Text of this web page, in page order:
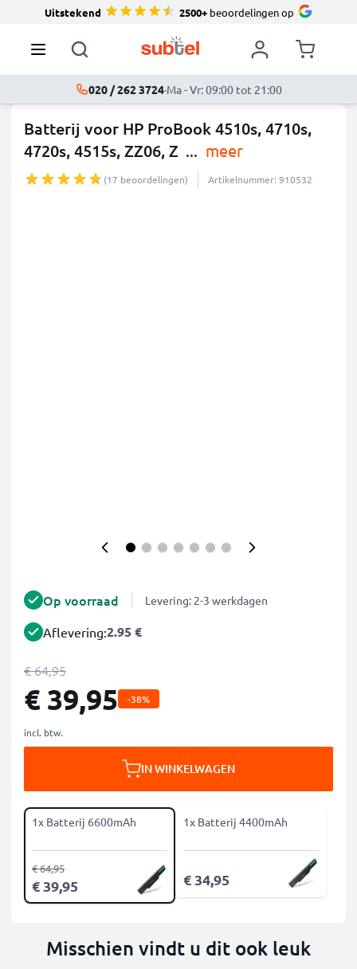
Uitstekend 2500+beoordelingen op
020 / 262 3724·Ma - Vr: 09:00 tot 21:00
Batterij voor HP ProBook 4510s, 4710s,
4720s, 4515s, ZZ06, Z ... meer
(17 beoordelingen) Artikelnummer: 910532
Op voorraad Levering: 2-3 werkdagen
Aflevering:2.95 €
€ 64,95
€ 39,95 -38%
incl. btw.
IN WINKELWAGEN
1x Batterij 6600mAh
€ 39,95
€ 64,95
1x Batterij 4400mAh
€ 34,95
Misschien vindt u dit ook leuk